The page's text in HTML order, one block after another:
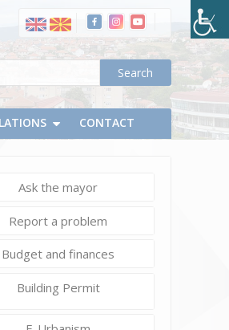
CONTACT
Ask the mayor
Report a problem
Budget and finances
Building Permit